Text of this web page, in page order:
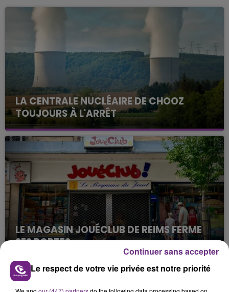
LA CENTRALE NUCLÉAIRE DE CHOOZ
TOUJOURS À L'ARRÊT
Cela fait déjà une semaine que la centrale
nucléaire ardennaise est à l'arrêt. Une situation
justifiée par la sécheresse intense qui est toujours
présente.
LE MAGASIN JOUÉCLUB DE REIMS FERME
SES PORTES
C'était l'une des institutions du centre-ville
rémois. Le magasin JouéClub est contraint de
fermer ses portes.
TITRES DIFFUSÉS
Le respect de votre vie privée est notre priorité
Continuer sans accepter